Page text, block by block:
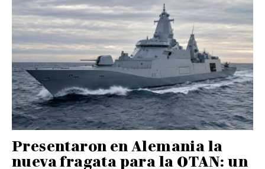
Presentaron en Alemania la
nueva fragata para la OTAN: un